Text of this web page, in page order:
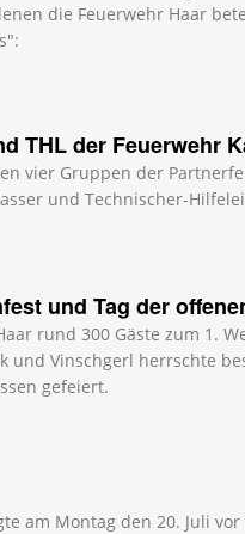
die Feuerwehr Haar
THL der Feuerwehr
vier Gruppen der
und Technischer-
und Tag der
rund 300 Gäste zum 1.
und Vinschgerl herrschte
gefeiert.
am Montag den 20. Juli